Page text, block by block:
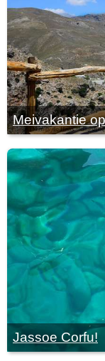
Meivakantie
Jassoe Corfu!